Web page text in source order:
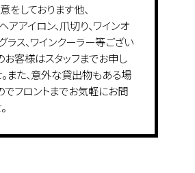
をしております他、
アアイロン、爪切り、ワインオ
ラス、ワインクーラー等ござい
お客様はスタッフまでお申し
また、意外な貸出物もある場
フロントまでお気軽にお問